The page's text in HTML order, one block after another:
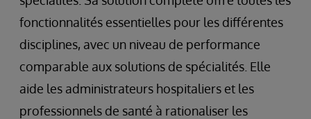
fonctionnalités essentielles pour les différentes
disciplines, avec un niveau de performance
comparable aux solutions de spécialités. Elle
aide les administrateurs hospitaliers et les
professionnels de santé à rationaliser les